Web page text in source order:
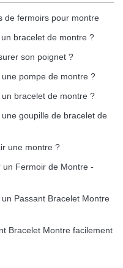
de fermoirs pour montre
bracelet de montre ?
son poignet ?
pompe de montre ?
bracelet de montre ?
goupille de bracelet de
une montre ?
Fermoir de Montre -
Passant Bracelet Montre
Bracelet Montre facilement